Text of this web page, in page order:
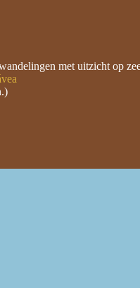
met uitzicht op